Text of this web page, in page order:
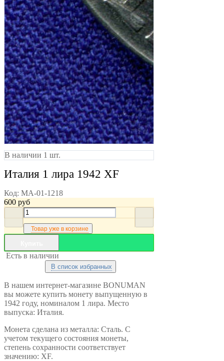
В наличии 1 шт.
Италия 1 лира 1942 XF
Код: MA-01-1218
600 руб
Товар уже в корзине
Есть в наличии
В список избранных
В нашем интернет-магазине BONUMAN
вы можете купить монету выпущенную в
1942 году, номиналом 1 лира. Место
выпуска: Италия.
Монета сделана из металла: Сталь. С
учетом текущего состояния монеты,
степень сохранности соответствует
значению: XF.